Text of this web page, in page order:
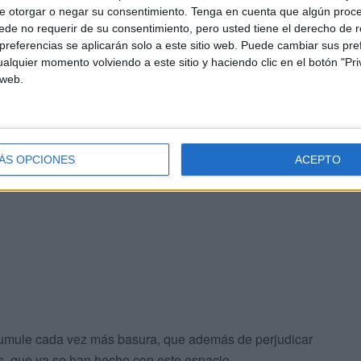
otorgar o negar su consentimiento. Tenga en cuenta que algún
no requerir de su consentimiento, pero usted tiene el derecho de
se aplicarán solo a este sitio web. Puede cambiar sus
momento volviendo a este sitio y haciendo clic en el botón
OPCIONES ACEPTO
, sino que se ha ido agravando con el paso del
según explican, que la zona lleva tiempo
como otras personas
frente a ellos,aseguran, indignados por la falta de
cada vez más basura, que además de perjudicar